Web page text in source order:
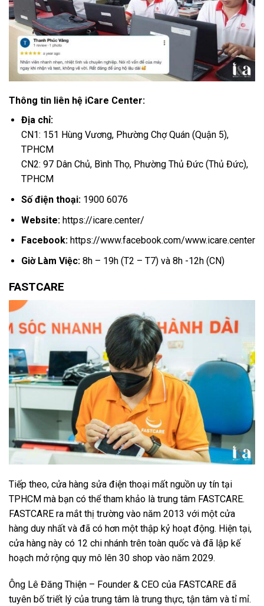
Thông tin liên hệ iCare Center:
Địa chỉ:
CN1: 151 Hùng Vương, Phường Chợ Quán (Quận 5),
TPHCM
CN2: 97 Dân Chủ, Bình Thọ, Phường Thủ Đức (Thủ Đức),
TPHCM
Số điện thoại:1900 6076
Website:https://icare.center/
Facebook: https://www.facebook.com/www.icare.center
Giờ Làm Việc:8h – 19h (T2 – T7) và 8h -12h (CN)
FASTCARE
Tiếp theo, cửa hàng sửa điện thoại mất nguồn uy tín tại
TPHCM mà bạn có thể tham khảo là trung tâm FASTCARE.
FASTCARE ra mắt thị trường vào năm 2013 với một cửa
hàng duy nhất và đã có hơn một thập kỷ hoạt động. Hiện tại,
cửa hàng này có 12 chi nhánh trên toàn quốc và đã lập kế
hoạch mở rộng quy mô lên 30 shop vào năm 2029.
Ông Lê Đăng Thiện – Founder & CEO của FASTCARE đã
tuyên bố triết lý của trung tâm là trung thực, tận tâm và tỉ mỉ.